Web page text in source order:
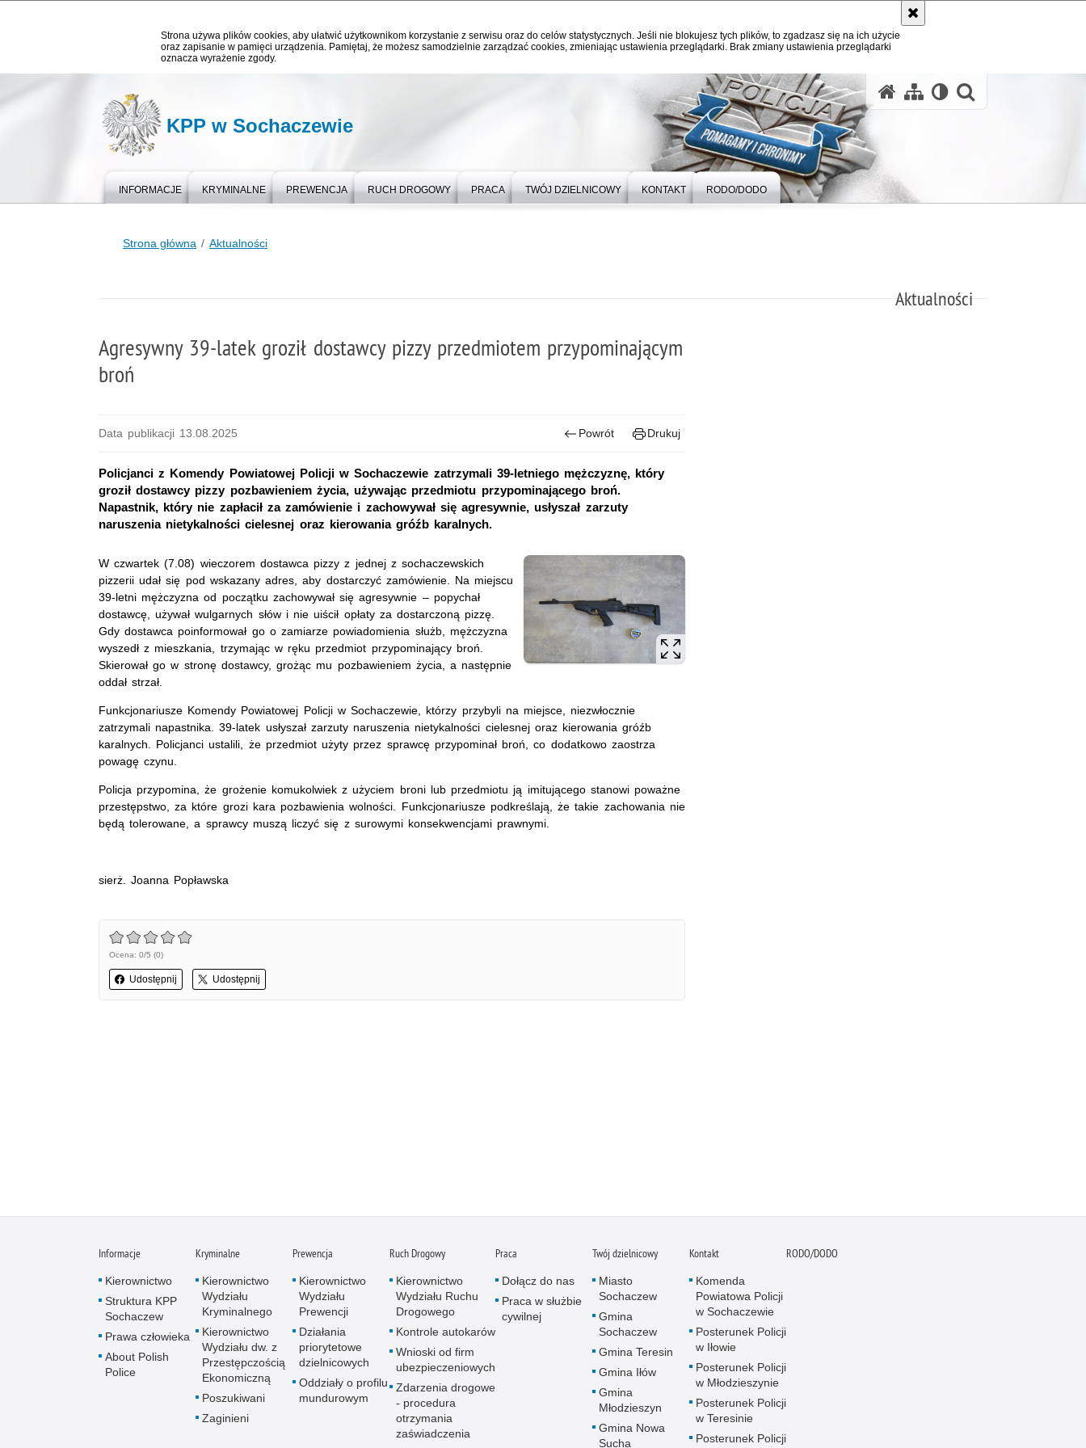
Strona używa plików cookies, aby ułatwić użytkownikom korzystanie z serwisu oraz do celów statystycznych. Jeśli nie blokujesz tych plików, to zgadzasz się na ich użycie
oraz zapisanie w pamięci urządzenia. Pamiętaj, że możesz samodzielnie zarządzać cookies, zmieniając ustawienia przeglądarki. Brak zmiany ustawienia przeglądarki
oznacza wyrażenie zgody.
KPP w Sochaczewie
INFORMACJE KRYMINALNE PREWENCJA RUCH DROGOWY PRACA TWÓJ DZIELNICOWY KONTAKT RODO/DODO
Strona główna Aktualności
Aktualności
Agresywny 39-latek groził dostawcy pizzy przedmiotem przypominającym
broń
Data publikacji 13.08.2025 Powrót Drukuj
Policjanci z Komendy Powiatowej Policji w Sochaczewie zatrzymali 39-letniego mężczyznę, który
groził dostawcy pizzy pozbawieniem życia, używając przedmiotu przypominającego broń.
Napastnik, który nie zapłacił za zamówienie i zachowywał się agresywnie, usłyszał zarzuty
naruszenia nietykalności cielesnej oraz kierowania gróźb karalnych.
W czwartek (7.08) wieczorem dostawca pizzy z jednej z sochaczewskich
pizzerii udał się pod wskazany adres, aby dostarczyć zamówienie. Na miejscu
39-letni mężczyzna od początku zachowywał się agresywnie – popychał
dostawcę, używał wulgarnych słów i nie uiścił opłaty za dostarczoną pizzę.
Gdy dostawca poinformował go o zamiarze powiadomienia służb, mężczyzna
wyszedł z mieszkania, trzymając w ręku przedmiot przypominający broń.
Skierował go w stronę dostawcy, grożąc mu pozbawieniem życia, a następnie
oddał strzał.
Funkcjonariusze Komendy Powiatowej Policji w Sochaczewie, którzy przybyli na miejsce, niezwłocznie
zatrzymali napastnika. 39-latek usłyszał zarzuty naruszenia nietykalności cielesnej oraz kierowania gróźb
karalnych. Policjanci ustalili, że przedmiot użyty przez sprawcę przypominał broń, co dodatkowo zaostrza
powagę czynu.
Policja przypomina, że grożenie komukolwiek z użyciem broni lub przedmiotu ją imitującego stanowi poważne
przestępstwo, za które grozi kara pozbawienia wolności. Funkcjonariusze podkreślają, że takie zachowania nie
będą tolerowane, a sprawcy muszą liczyć się z surowymi konsekwencjami prawnymi.
sierż. Joanna Popławska
Ocena: 0/5 (0)
Udostępnij Udostępnij
Informacje
Kierownictwo
Struktura KPP
Sochaczew
Prawa człowieka
About Polish
Police
Kryminalne
Kierownictwo
Wydziału
Kryminalnego
Kierownictwo
Wydziału dw. z
Przestępczością
Ekonomiczną
Poszukiwani
Zaginieni
Prewencja
Kierownictwo
Wydziału
Prewencji
Działania
priorytetowe
dzielnicowych
Oddziały o profilu
mundurowym
Ruch Drogowy
Kierownictwo
Wydziału Ruchu
Drogowego
Kontrole autokarów
Wnioski od firm
ubezpieczeniowych
Zdarzenia drogowe
- procedura
otrzymania
zaświadczenia
Praca
Dołącz do nas
Praca w służbie
cywilnej
Twój dzielnicowy
Miasto
Sochaczew
Gmina
Sochaczew
Gmina Teresin
Gmina Iłów
Gmina
Młodzieszyn
Gmina Nowa
Sucha
Kontakt
Komenda
Powiatowa Policji
w Sochaczewie
Posterunek Policji
w Iłowie
Posterunek Policji
w Młodzieszynie
Posterunek Policji
w Teresinie
Posterunek Policji
RODO/DODO